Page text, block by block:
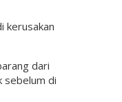
kerusakan
dari
sebelum di